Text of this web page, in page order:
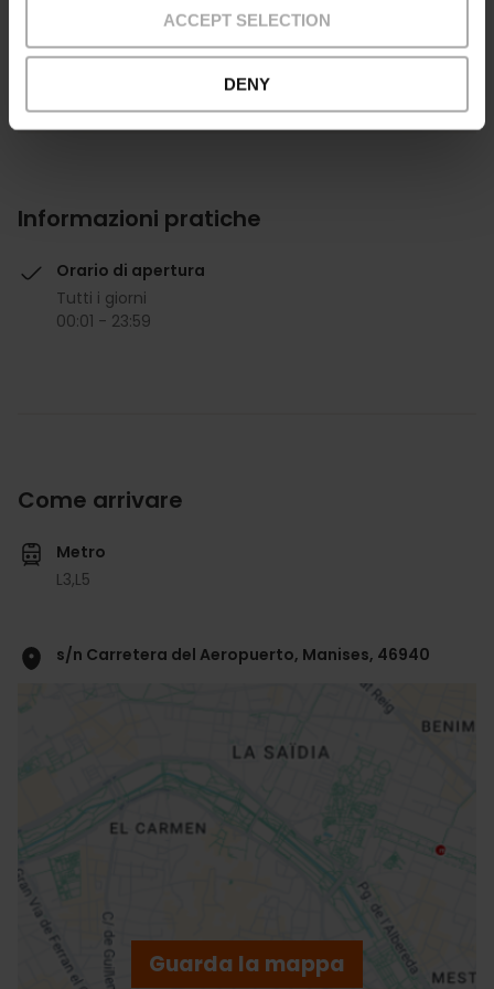
ACCEPT SELECTION
DENY
Informazioni pratiche
Orario di apertura
Tutti i giorni
00:01 - 23:59
Come arrivare
Metro
L3,L5
s/n Carretera del Aeropuerto, Manises, 46940
Guarda la mappa